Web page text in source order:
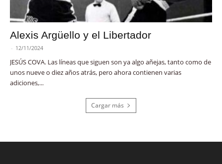
Alexis Argüello y el Libertador
- 12/11/2024
JESÚS COVA. Las líneas que siguen son ya algo añejas, tanto como de
unos nueve o diez años atrás, pero ahora contienen varias
adiciones,...
Cargar más